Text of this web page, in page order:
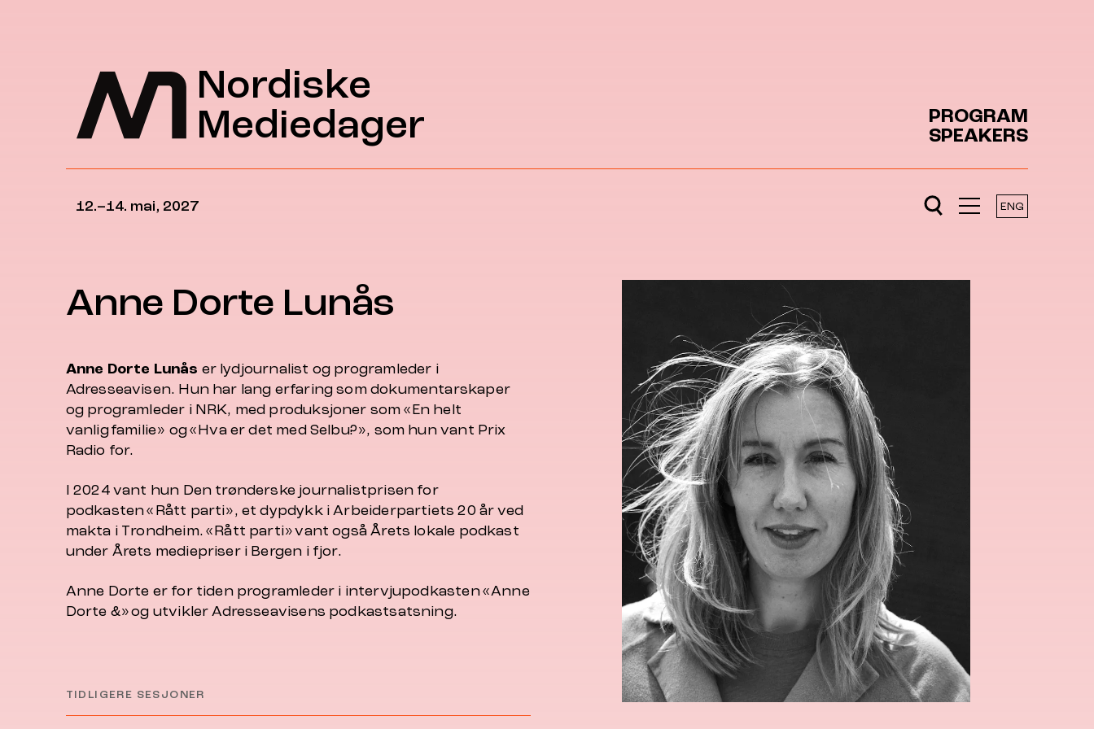
Nordiske
Mediedager
PROGRAM
SPEAKERS
12.–14. mai, 2027 ENG
Anne Dorte Lunås
Anne Dorte Lunås er lydjournalist og programleder i
Adresseavisen. Hun har lang erfaring som dokumentarskaper
og programleder i NRK, med produksjoner som «En helt
vanlig familie» og «Hva er det med Selbu?», som hun vant Prix
Radio for.
I 2024 vant hun Den trønderske journalistprisen for
podkasten «Rått parti», et dypdykk i Arbeiderpartiets 20 år ved
makta i Trondheim. «Rått parti» vant også Årets lokale podkast
under Årets mediepriser i Bergen i fjor.
Anne Dorte er for tiden programleder i intervjupodkasten «Anne
Dorte &» og utvikler Adresseavisens podkastsatsning.
TIDLIGERE SESJONER